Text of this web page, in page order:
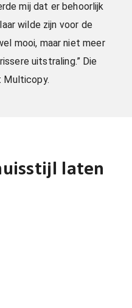
mij dat er behoorlijk
wilde zijn voor de
mooi, maar niet meer
uitstraling.” Die
Multicopy.
laten